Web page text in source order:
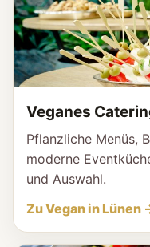
Veganes
Pflanzliche Menüs,
moderne
und Auswahl.
Zu Vegan in Lünen